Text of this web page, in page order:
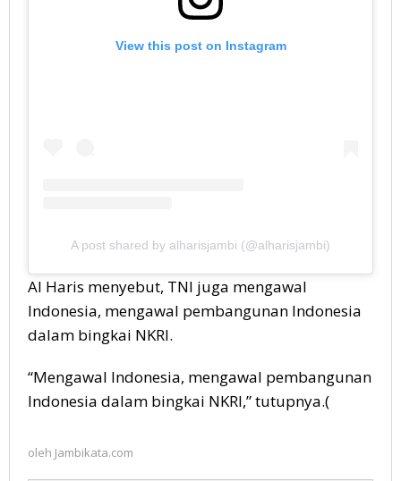
View this post on Instagram
A post shared by alharisjambi (@alharisjambi)
Al Haris menyebut, TNI juga mengawal
Indonesia, mengawal pembangunan Indonesia
dalam bingkai NKRI.
“Mengawal Indonesia, mengawal pembangunan
Indonesia dalam bingkai NKRI,” tutupnya.(
oleh Jambikata.com